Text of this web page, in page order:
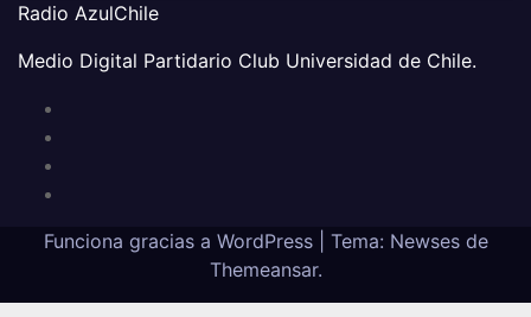
Radio AzulChile
Medio Digital Partidario Club Universidad de Chile.
Funciona gracias a WordPress Tema: Newsesde
Themeansar.